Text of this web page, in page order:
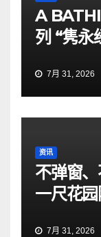
A
列 “隽永
7月 31, 2026
资讯
不弹窗
一尺花
7月 31, 2026